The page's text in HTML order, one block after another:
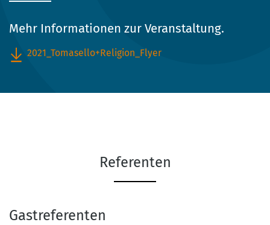
Mehr Informationen zur Veranstaltung.
2021_Tomasello+Religion_Flyer
Referenten
Gastreferenten